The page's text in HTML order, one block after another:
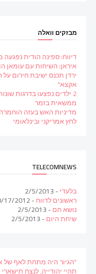
מבזקים וואלה
דיווח: ספינה הודית נפגעה
איראן: השיחות עם עומאן
ירדן תכנס ישיבת חירום
אקצא"
2 ילדים נפצעו בדרגות
ממשאית בזמר
מדיניות האש בעזה
לחץ אמריקני ובינלאומי
TELECOMNEWS
בלעדי- 2/5/2013
ראשונים לדווח- 10/17/2012
נושא חם- 2/5/2013
שיחת היום- 2/5/2013
"הגיור היה מתחת לאף של
תהיי יהודייה, לנצח